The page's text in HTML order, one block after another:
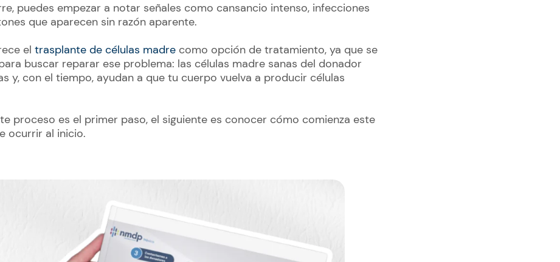
puedes empezar a notar señales como cansancio intenso, infecciones
que aparecen sin razón aparente.
el trasplante de células madre como opción de tratamiento, ya que se
buscar reparar ese problema: las células madre sanas del donador
y, con el tiempo, ayudan a que tu cuerpo vuelva a producir células
proceso es el primer paso, el siguiente es conocer cómo comienza este
ocurrir al inicio.